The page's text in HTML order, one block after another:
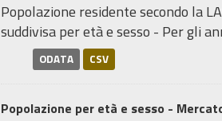
Popolazione residente secondo la
suddivisa per età e sesso - Per gli
ODATA CSV
Popolazione per età e sesso -